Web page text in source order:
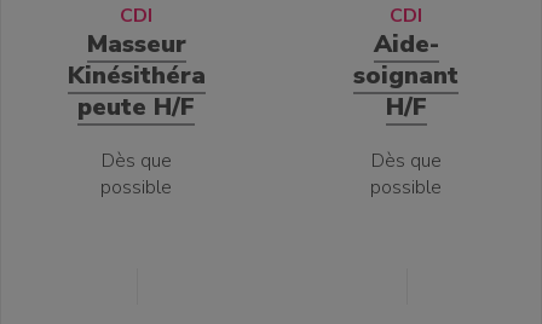
CDI
Masseur
Kinésithéra
peute H/F
Dès que
possible
CDI
Aide-
soignant
H/F
Dès que
possible